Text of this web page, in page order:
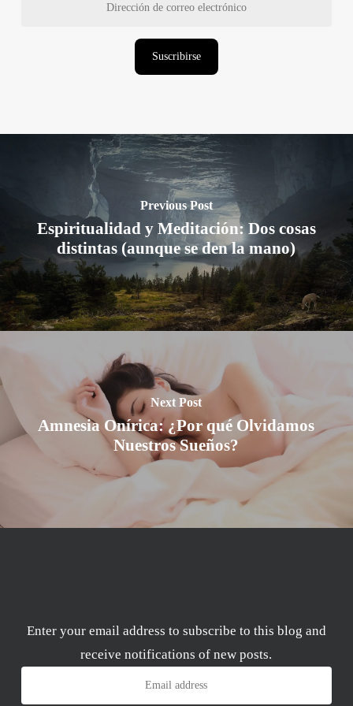
Suscribirse
Previous Post
Espiritualidad y Meditación: Dos cosas
distintas (aunque se den la mano)
Next Post
Amnesia Onírica: ¿Por qué Olvidamos
Nuestros Sueños?
Enter your email address to subscribe to this blog and
receive notifications of new posts.
Email